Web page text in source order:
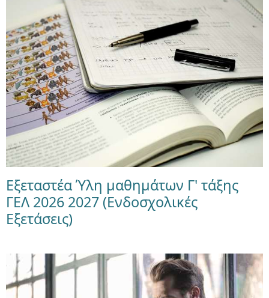
Εξεταστέα Ύλη μαθημάτων Γ' τάξης
ΓΕΛ 2026 2027 (Ενδοσχολικές
Εξετάσεις)